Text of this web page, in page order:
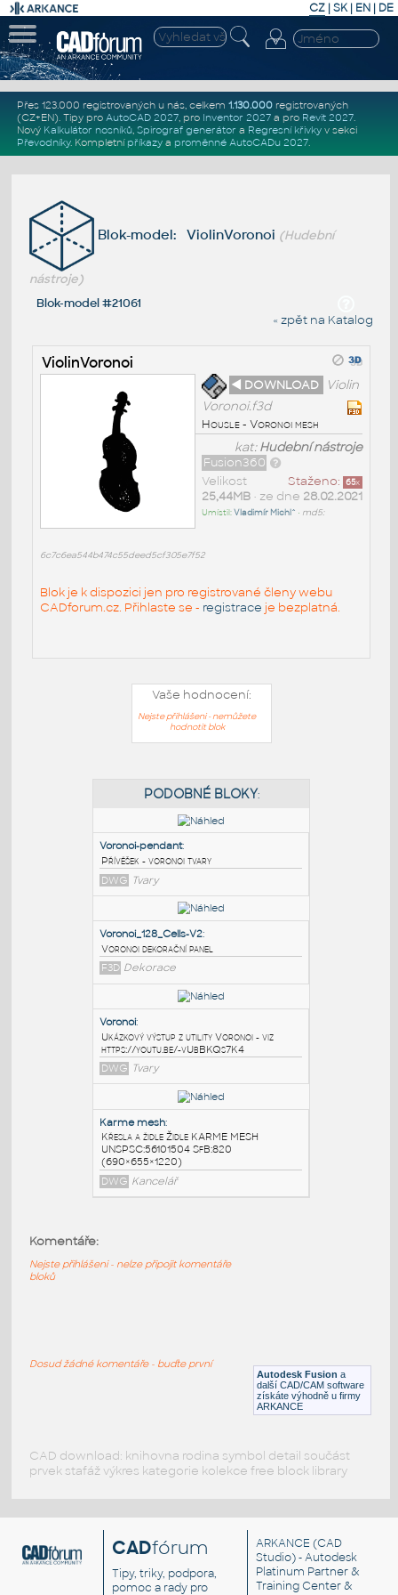
CZ | SK| EN | DE
Přes 123.000 registrovaných u nás, celkem 1.130.000registrovaných
(CZ+EN). Tipy pro AutoCAD 2027, pro Inventor 2027a pro Revit 2027.
Nový Kalkulátor nosníků, Spirograf generátor a Regresní křivkyv sekci
Převodníky. Kompletní příkazya proměnné AutoCADu 2027.
Blok-model: ViolinVoronoi (Hudební
nástroje)
Blok-model #21061
« zpět na Katalog
ViolinVoronoi
◄ DOWNLOAD
Violin
Voronoi.f3d
Housle - Voronoi mesh
kat:Hudební nástroje
Fusion360
Staženo: 65x
Velikost
25,44MB• ze dne 28.02.2021
Umístil:Vladimír Michl^ • md5:
6c7c6ea544b474c55deed5cf305e7f52
Blok je k dispozici jen pro registrované členy webu
CADforum.cz. Přihlaste se - registrace je bezplatná.
Vaše hodnocení:
Nejste přihlášeni - nemůžete
hodnotit blok
PODOBNÉ BLOKY
Voronoi-pendant:
Přívěšek - voronoi tvary
DWG Tvary
Voronoi_128_Cells-V2
Voronoi dekorační panel
F3D Dekorace
DWG
Tvary
(690×655×1220)
Autodesk Fusion a
další CAD/CAM software
získáte výhodně u firmy
ARKANCE
Komentáře:
Nejste přihlášeni - nelze připojit komentáře
bloků
Dosud žádné komentáře - buďte první
CAD download: knihovna rodina symbol detail součást
prvek stafáž výkres kategorie kolekce free block library
CADfórum
Tipy, triky, podpora,
pomoc a rady pro
ARKANCE (CAD
Studio) - Autodesk
Platinum Partner &
Training Center &